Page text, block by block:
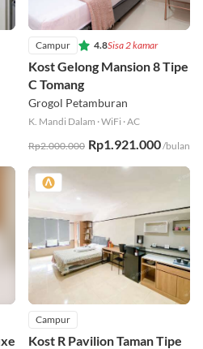
Campur 4.8Sisa 2 kamar
Kost Gelong Mansion 8 Tipe
C Tomang
Grogol Petamburan
K. Mandi Dalam ·WiFi ·AC
Rp2.000.000 Rp1.921.000/bulan
Campur
Kost R Pavilion Taman Tipe